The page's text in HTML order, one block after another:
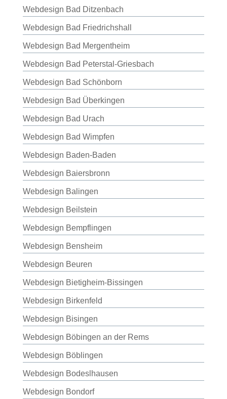
Webdesign Bad Ditzenbach
Webdesign Bad Friedrichshall
Webdesign Bad Mergentheim
Webdesign Bad Peterstal-Griesbach
Webdesign Bad Schönborn
Webdesign Bad Überkingen
Webdesign Bad Urach
Webdesign Bad Wimpfen
Webdesign Baden-Baden
Webdesign Baiersbronn
Webdesign Balingen
Webdesign Beilstein
Webdesign Bempflingen
Webdesign Bensheim
Webdesign Beuren
Webdesign Bietigheim-Bissingen
Webdesign Birkenfeld
Webdesign Bisingen
Webdesign Böbingen an der Rems
Webdesign Böblingen
Webdesign Bodeslhausen
Webdesign Bondorf